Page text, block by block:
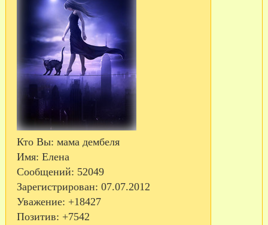
Кто Вы: мама дембеля
Имя: Елена
Сообщений: 52049
Зарегистрирован: 07.07.2012
Уважение: +18427
Позитив: +7542